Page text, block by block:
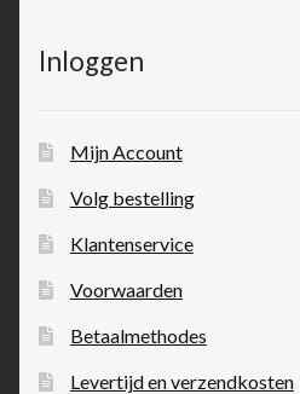
Inloggen
Mijn Account
Volg bestelling
Klantenservice
Voorwaarden
Betaalmethodes
Levertijd en verzendkosten